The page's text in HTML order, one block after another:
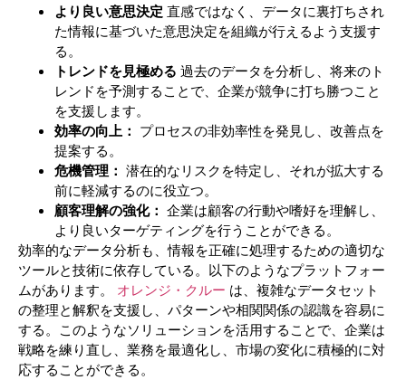
より良い意思決定 直感ではなく、データに裏打ちされ
た情報に基づいた意思決定を組織が行えるよう支援す
る。
トレンドを見極める 過去のデータを分析し、将来のト
レンドを予測することで、企業が競争に打ち勝つこと
を支援します。
効率の向上： プロセスの非効率性を発見し、改善点を
提案する。
危機管理： 潜在的なリスクを特定し、それが拡大する
前に軽減するのに役立つ。
顧客理解の強化： 企業は顧客の行動や嗜好を理解し、
より良いターゲティングを行うことができる。
効率的なデータ分析も、情報を正確に処理するための適切な
ツールと技術に依存している。以下のようなプラットフォー
ムがあります。 オレンジ・クルー は、複雑なデータセット
の整理と解釈を支援し、パターンや相関関係の認識を容易に
する。このようなソリューションを活用することで、企業は
戦略を練り直し、業務を最適化し、市場の変化に積極的に対
応することができる。